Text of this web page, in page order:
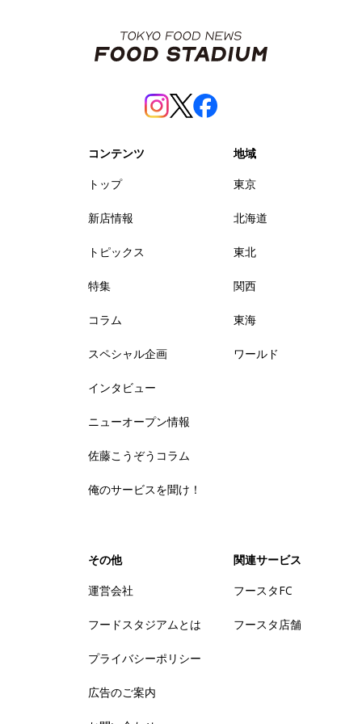
コンテンツ
トップ
新店情報
トピックス
特集
コラム
スペシャル企画
インタビュー
ニューオープン情報
佐藤こうぞうコラム
俺のサービスを聞け！
地域
東京
北海道
東北
関西
東海
ワールド
その他
運営会社
フードスタジアムとは
プライバシーポリシー
広告のご案内
関連サービス
フースタFC
フースタ店舗